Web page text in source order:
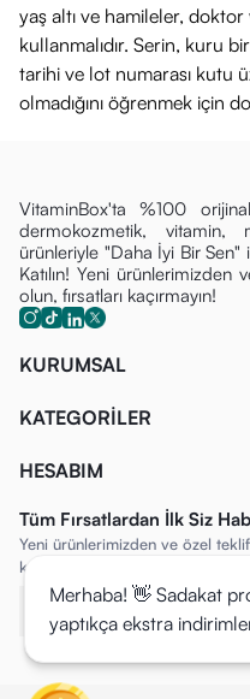
yaş altı ve hamileler,
kullanmalıdır. Serin, kuru
tarihi ve lot numarası kutu
olmadığını öğrenmek için
VitaminBox'ta %100
dermokozmetik,
ürünleriyle "Daha İyi Bir
Katılın! Yeni
olun, fırsatları kaçırmayın!
KURUMSAL
KATEGORİLER
HESABIM
Tüm Fırsatlardan İlk Siz
Yeni ürünlerimizden ve özel
kaçırmayın!
Merhaba! 👋 Sadakat
yaptıkça ekstra